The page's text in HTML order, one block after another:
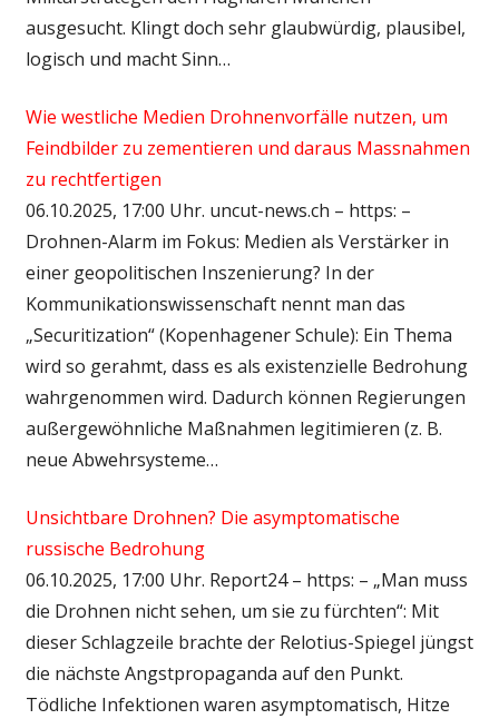
ausgesucht. Klingt doch sehr glaubwürdig, plausibel,
logisch und macht Sinn…
Wie westliche Medien Drohnenvorfälle nutzen, um
Feindbilder zu zementieren und daraus Massnahmen
zu rechtfertigen
06.10.2025, 17:00 Uhr. uncut-news.ch – https: –
Drohnen-Alarm im Fokus: Medien als Verstärker in
einer geopolitischen Inszenierung? In der
Kommunikationswissenschaft nennt man das
„Securitization“ (Kopenhagener Schule): Ein Thema
wird so gerahmt, dass es als existenzielle Bedrohung
wahrgenommen wird. Dadurch können Regierungen
außergewöhnliche Maßnahmen legitimieren (z. B.
neue Abwehrsysteme…
Unsichtbare Drohnen? Die asymptomatische
russische Bedrohung
06.10.2025, 17:00 Uhr. Report24 – https: – „Man muss
die Drohnen nicht sehen, um sie zu fürchten“: Mit
dieser Schlagzeile brachte der Relotius-Spiegel jüngst
die nächste Angstpropaganda auf den Punkt.
Tödliche Infektionen waren asymptomatisch, Hitze